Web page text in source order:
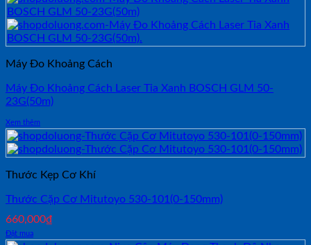
Máy Đo Khoảng Cách
Máy Đo Khoảng Cách Laser Tia Xanh BOSCH GLM 50-
23G(50m)
Xem thêm
Thước Kẹp Cơ Khí
Thước Cặp Cơ Mitutoyo 530-101(0-150mm)
660,000₫
Đặt mua